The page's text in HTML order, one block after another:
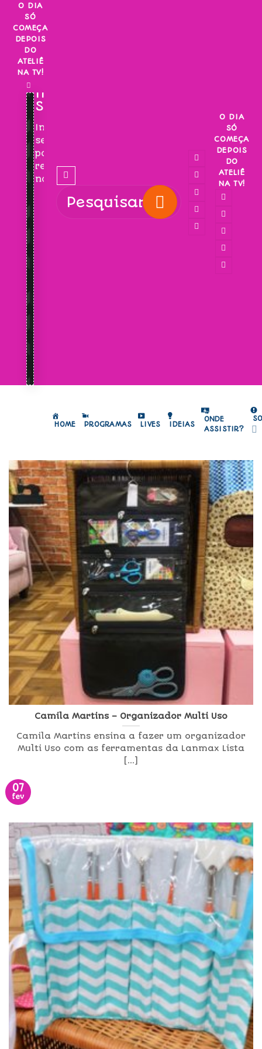
Skip
content
O DIA
SÓ
COMEÇA
DEPOIS
DO
ATELIÊ
NA TV!
INSCREVA-
SE!
Inscreva-
se
para
receber
novidades!
O DIA
SÓ
COMEÇA
DEPOIS
DO
ATELIÊ
NA TV!
HOME PROGRAMAS LIVES IDEIAS
ONDE
ASSISTIR?
Camila Martins – Organizador Multi Uso
Camila Martins ensina a fazer um organizador
Multi Uso com as ferramentas da Lanmax Lista
[...]
07
fev